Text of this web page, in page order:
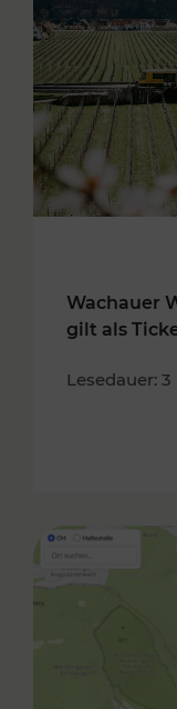
Wachauer
gilt als
Lesedauer: